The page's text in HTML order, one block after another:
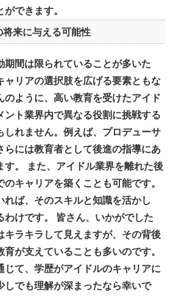
できます。
来に与える可能性
期間は限られていることが多いた
ャリアの選択肢を広げる要素ともな
のように、高い教育を受けたアイド
ント業界内で異なる役割に挑戦する
しれません。例えば、プロデューサ
らには教育者として後進の指導にあ
す。 また、アイドル業界を離れた後
キャリアを築くことも可能です。
れば、そのスキルと知識を活かし
わけです。 皆さん、いかがでした
キラキラして見えますが、その背後
が支えていることも多いのです。
じて、学歴がアイドルのキャリアに
しでも理解が深まったなら幸いで